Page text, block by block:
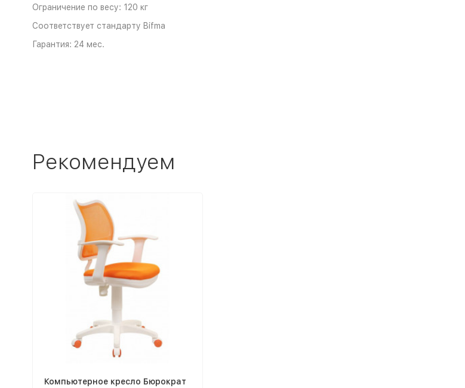
Ограничение по весу: 120 кг
Соответствует стандарту Bifma
Гарантия: 24 мес.
Рекомендуем
Компьютерное кресло Бюрократ